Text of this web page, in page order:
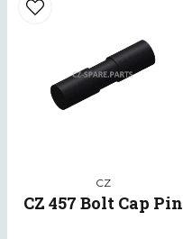
CZ
CZ 457 Bolt Cap Pin